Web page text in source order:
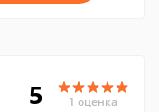
5 1 оценка